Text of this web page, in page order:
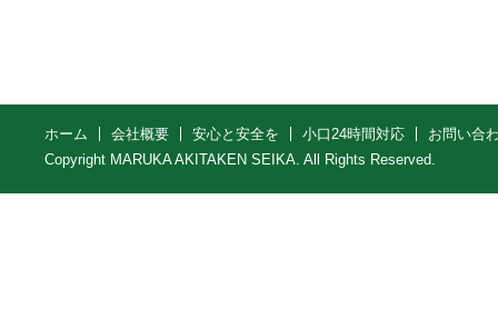
ホーム 会社概要 安心と安全を 小口24時間対応
お問い合
Copyright MARUKA AKITAKEN SEIKA. All Rights Reserved.